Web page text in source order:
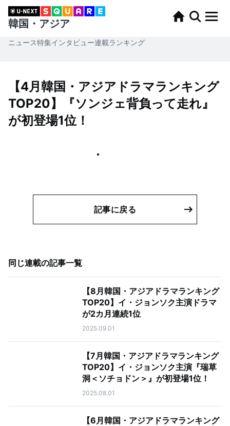
韓国・アジア
ニュース特集インタビュー連載ランキング
【4月韓国・アジアドラマランキング
TOP20】『ソンジェ背負って走れ』
が初登場1位！
記事に戻る
同じ連載の記事一覧
【8月韓国・アジアドラマランキング
TOP20】イ・ジョンソク主演ドラマ
が2カ月連続1位
2025.09.01
【7月韓国・アジアドラマランキング
TOP20】イ・ジョンソク主演『瑞草
洞＜ソチョドン＞』が初登場1位！
2025.08.01
【6月韓国・アジアドラマランキング